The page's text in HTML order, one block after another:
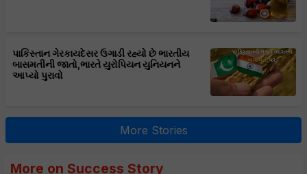
પાકિસ્તાન ગેરકાયદેસર ઉગાડી રહ્યો છે ભારતીય
બાસમતીની જાતો,ભારતે યુરોપિયન યુનિયનને
આપ્યો પુરાવો
More Stories
More on Success Story